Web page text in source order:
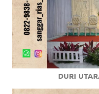
DURI